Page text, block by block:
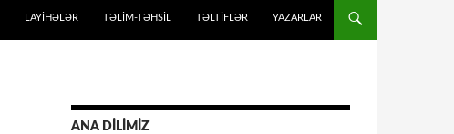
LAYİHƏLƏR TƏLIM-TƏHSIL TƏLTİFLƏR YAZARLAR
ANA DİLİMİZ